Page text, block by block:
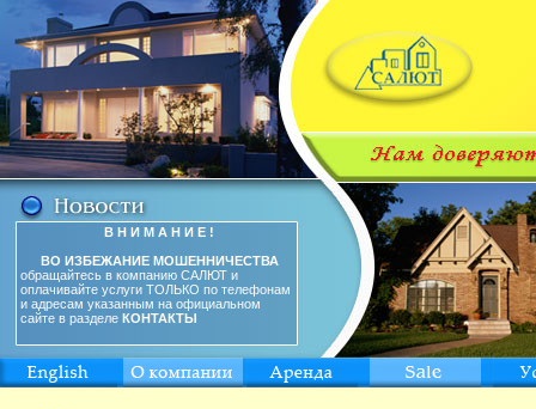
В Н И М А Н И Е !
ВО ИЗБЕЖАНИЕ МОШЕННИЧЕСТВА
обращайтесь в компанию САЛЮТ и
оплачивайте услуги ТОЛЬКО по телефонам
и адресам указанным на официальном
сайте в разделе КОНТАКТЫ